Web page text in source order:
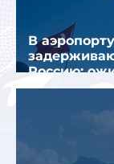
В
Россию:
почти 10